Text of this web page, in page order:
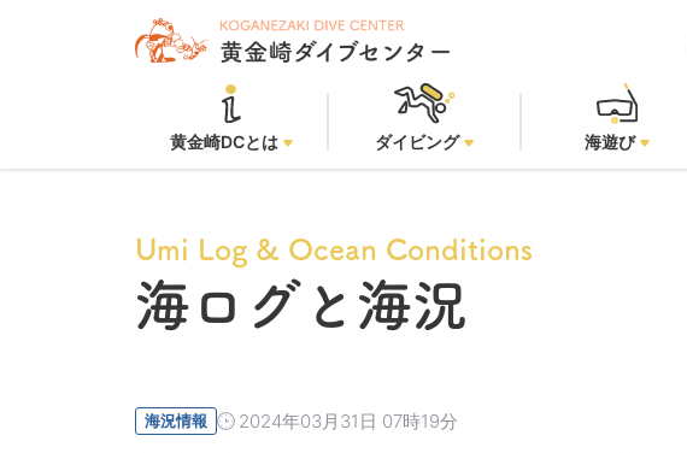
黄金崎DCとは ダイビング 海遊び
Umi Log & Ocean Conditions
海ログと海況
海況情報 2024年03月31日 07時19分